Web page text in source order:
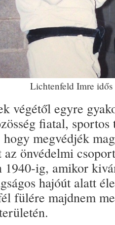
Lichtenfeld Imre idős
végétől egyre
fiatal,
megvédjék
önvédelmi
1940-ig, amikor
hajóút alatt
fülére majdnem